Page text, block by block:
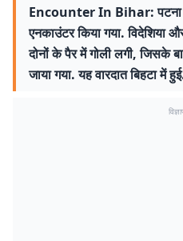
Encounter In Bihar: पटना में
एनकाउंटर किया गया. विदेशिया
दोनों के पैर में गोली लगी, जिसके
जाया गया. यह वारदात बिहटा में